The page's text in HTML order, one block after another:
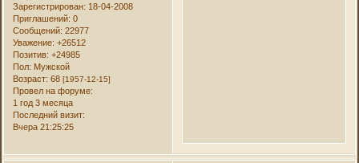
Зарегистрирован: 18-04-2008
Приглашений: 0
Сообщений: 22977
Уважение: +26512
Позитив: +24985
Пол: Мужской
Возраст: 68[1957-12-15]
Провел на форуме:
1 год 3 месяца
Последний визит:
Вчера 21:25:25